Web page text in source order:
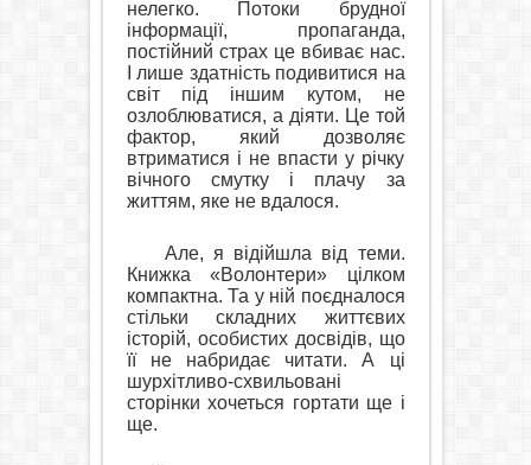
нелегко. Потоки брудної
інформації, пропаганда,
постійний страх це вбиває нас.
І лише здатність подивитися на
світ під іншим кутом, не
озлоблюватися, а діяти. Це той
фактор, який дозволяє
втриматися і не впасти у річку
вічного смутку і плачу за
життям, яке не вдалося.
Але, я відійшла від теми.
Книжка «Волонтери» цілком
компактна. Та у ній поєдналося
стільки складних життєвих
історій, особистих досвідів, що
її не набридає читати. А ці
шурхітливо-схвильовані
сторінки хочеться гортати ще і
ще.